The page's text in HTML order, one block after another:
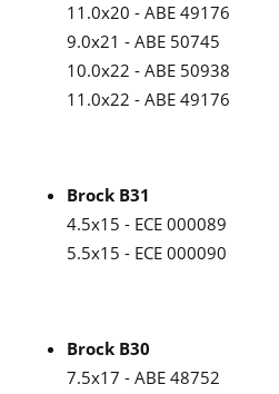
11.0x20 - ABE 49176
9.0x21 - ABE 50745
10.0x22 - ABE 50938
11.0x22 - ABE 49176
Brock B31
4.5x15 - ECE 000089
5.5x15 - ECE 000090
Brock B30
7.5x17 - ABE 48752